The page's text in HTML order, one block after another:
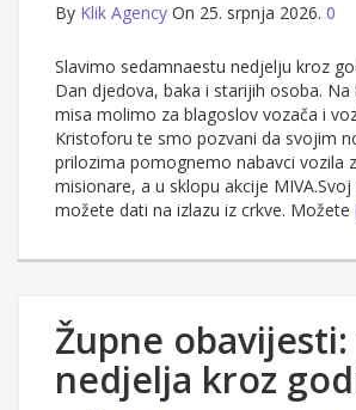
By Klik Agency On 25. srpnja 2026. 0
Slavimo sedamnaestu nedjelju kroz
Dan djedova, baka i starijih osoba. Na
misa molimo za blagoslov vozača i
Kristoforu te smo pozvani da svojim
prilozima pomognemo nabavci vozila
misionare, a u sklopu akcije
možete dati na izlazu iz crkve. Možete
Župne obavijesti:
nedjelja kroz